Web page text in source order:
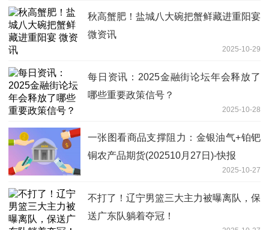
秋高蟹肥！盐城八大碗把蟹鲜藏进重阳宴
微资讯
2025-10-29
每日资讯：2025金融街论坛年会释放了
哪些重要政策信号？
2025-10-28
一张图看商品支撑阻力：金银油气+铂钯
铜农产品期货(202510月27日)-快报
2025-10-27
不打了！辽宁男篮三大主力被曝离队，保
送广东队躺着夺冠！